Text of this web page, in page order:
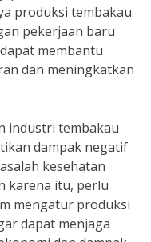
produksi tembakau
pekerjaan baru
membantu
dan meningkatkan
industri tembakau
dampak negatif
kesehatan
karena itu, perlu
mengatur produksi
dapat menjaga